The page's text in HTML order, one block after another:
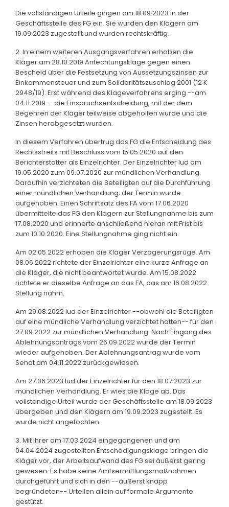
Die vollständigen Urteile gingen am 18.09.2023 in der
Geschäftsstelle des FG ein. Sie wurden den Klägern am
19.09.2023 zugestellt und wurden rechtskräftig.
2. In einem weiteren Ausgangsverfahren erhoben die
Kläger am 28.10.2019 Anfechtungsklage gegen einen
Bescheid über die Festsetzung von Aussetzungszinsen zur
Einkommensteuer und zum Solidaritätszuschlag 2001 (12 K
2948/19). Erst während des Klageverfahrens erging --am
04.11.2019-- die Einspruchsentscheidung, mit der dem
Begehren der Kläger teilweise abgeholfen wurde und die
Zinsen herabgesetzt wurden.
In diesem Verfahren übertrug das FG die Entscheidung des
Rechtsstreits mit Beschluss vom 15.05.2020 auf den
Berichterstatter als Einzelrichter. Der Einzelrichter lud am
19.05.2020 zum 09.07.2020 zur mündlichen Verhandlung.
Daraufhin verzichteten die Beteiligten auf die Durchführung
einer mündlichen Verhandlung; der Termin wurde
aufgehoben. Einen Schriftsatz des FA vom 17.06.2020
übermittelte das FG den Klägern zur Stellungnahme bis zum
17.08.2020 und erinnerte anschließend hieran mit Frist bis
zum 10.10.2020. Eine Stellungnahme ging nicht ein.
Am 02.05.2022 erhoben die Kläger Verzögerungsrüge. Am
08.06.2022 richtete der Einzelrichter eine kurze Anfrage an
die Kläger, die nicht beantwortet wurde. Am 15.08.2022
richtete er dieselbe Anfrage an das FA, das am 16.08.2022
Stellung nahm.
Am 29.08.2022 lud der Einzelrichter --obwohl die Beteiligten
auf eine mündliche Verhandlung verzichtet hatten-- für den
27.09.2022 zur mündlichen Verhandlung. Nach Eingang des
Ablehnungsantrags vom 26.09.2022 wurde der Termin
wieder aufgehoben. Der Ablehnungsantrag wurde vom
Senat am 04.11.2022 zurückgewiesen.
Am 27.06.2023 lud der Einzelrichter für den 18.07.2023 zur
mündlichen Verhandlung. Er wies die Klage ab. Das
vollständige Urteil wurde der Geschäftsstelle am 18.09.2023
übergeben und den Klägern am 19.09.2023 zugestellt. Es
wurde nicht angefochten.
3. Mit ihrer am 17.03.2024 eingegangenen und am
04.04.2024 zugestellten Entschädigungsklage bringen die
Kläger vor, der Arbeitsaufwand des FG sei äußerst gering
gewesen. Es habe keine Amtsermittlungsmaßnahmen
durchgeführt und sich in den --äußerst knapp
begründeten-- Urteilen allein auf formale Argumente
gestützt.